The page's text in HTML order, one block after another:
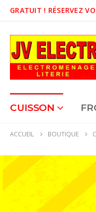
GRATUIT ! RÉSERVEZ
CUISSON
ACCUEIL BOUTIQUE